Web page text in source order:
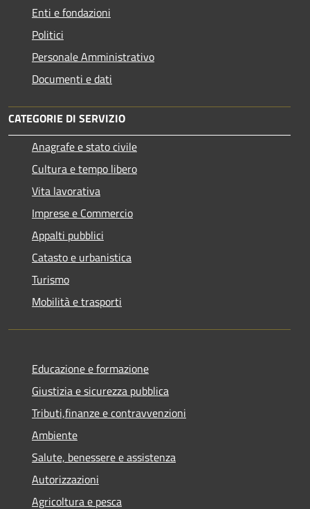
Enti e fondazioni
Politici
Personale Amministrativo
Documenti e dati
CATEGORIE DI SERVIZIO
Anagrafe e stato civile
Cultura e tempo libero
Vita lavorativa
Imprese e Commercio
Appalti pubblici
Catasto e urbanistica
Turismo
Mobilità e trasporti
Educazione e formazione
Giustizia e sicurezza pubblica
Tributi,finanze e contravvenzioni
Ambiente
Salute, benessere e assistenza
Autorizzazioni
Agricoltura e pesca